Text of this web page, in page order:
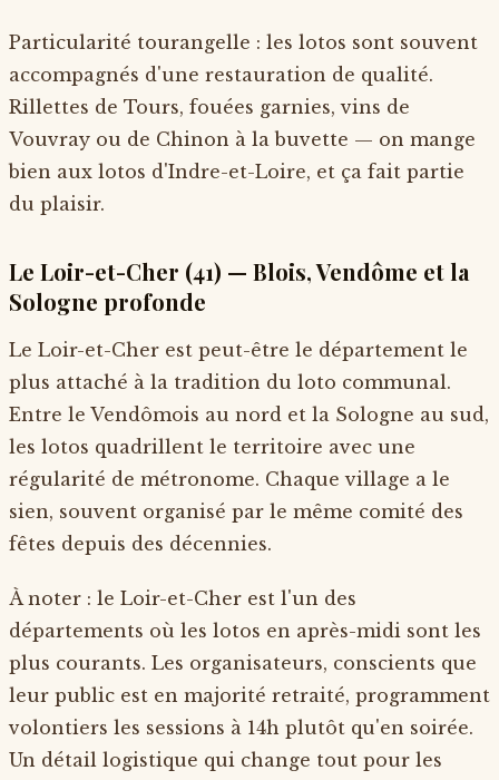
Particularité tourangelle : les lotos sont souvent
accompagnés d'une restauration de qualité.
Rillettes de Tours, fouées garnies, vins de
Vouvray ou de Chinon à la buvette — on mange
bien aux lotos d'Indre-et-Loire, et ça fait partie
du plaisir.
Le Loir-et-Cher (41) — Blois, Vendôme et la
Sologne profonde
Le Loir-et-Cher est peut-être le département le
plus attaché à la tradition du loto communal.
Entre le Vendômois au nord et la Sologne au sud,
les lotos quadrillent le territoire avec une
régularité de métronome. Chaque village a le
sien, souvent organisé par le même comité des
fêtes depuis des décennies.
À noter : le Loir-et-Cher est l'un des
départements où les lotos en après-midi sont les
plus courants. Les organisateurs, conscients que
leur public est en majorité retraité, programment
volontiers les sessions à 14h plutôt qu'en soirée.
Un détail logistique qui change tout pour les